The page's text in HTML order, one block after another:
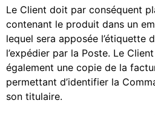
Le Client doit par conséquent
contenant le produit dans un
lequel sera apposée l’étiquette
l’expédier par la Poste. Le
également une copie de la
permettant d’identifier la
son titulaire.